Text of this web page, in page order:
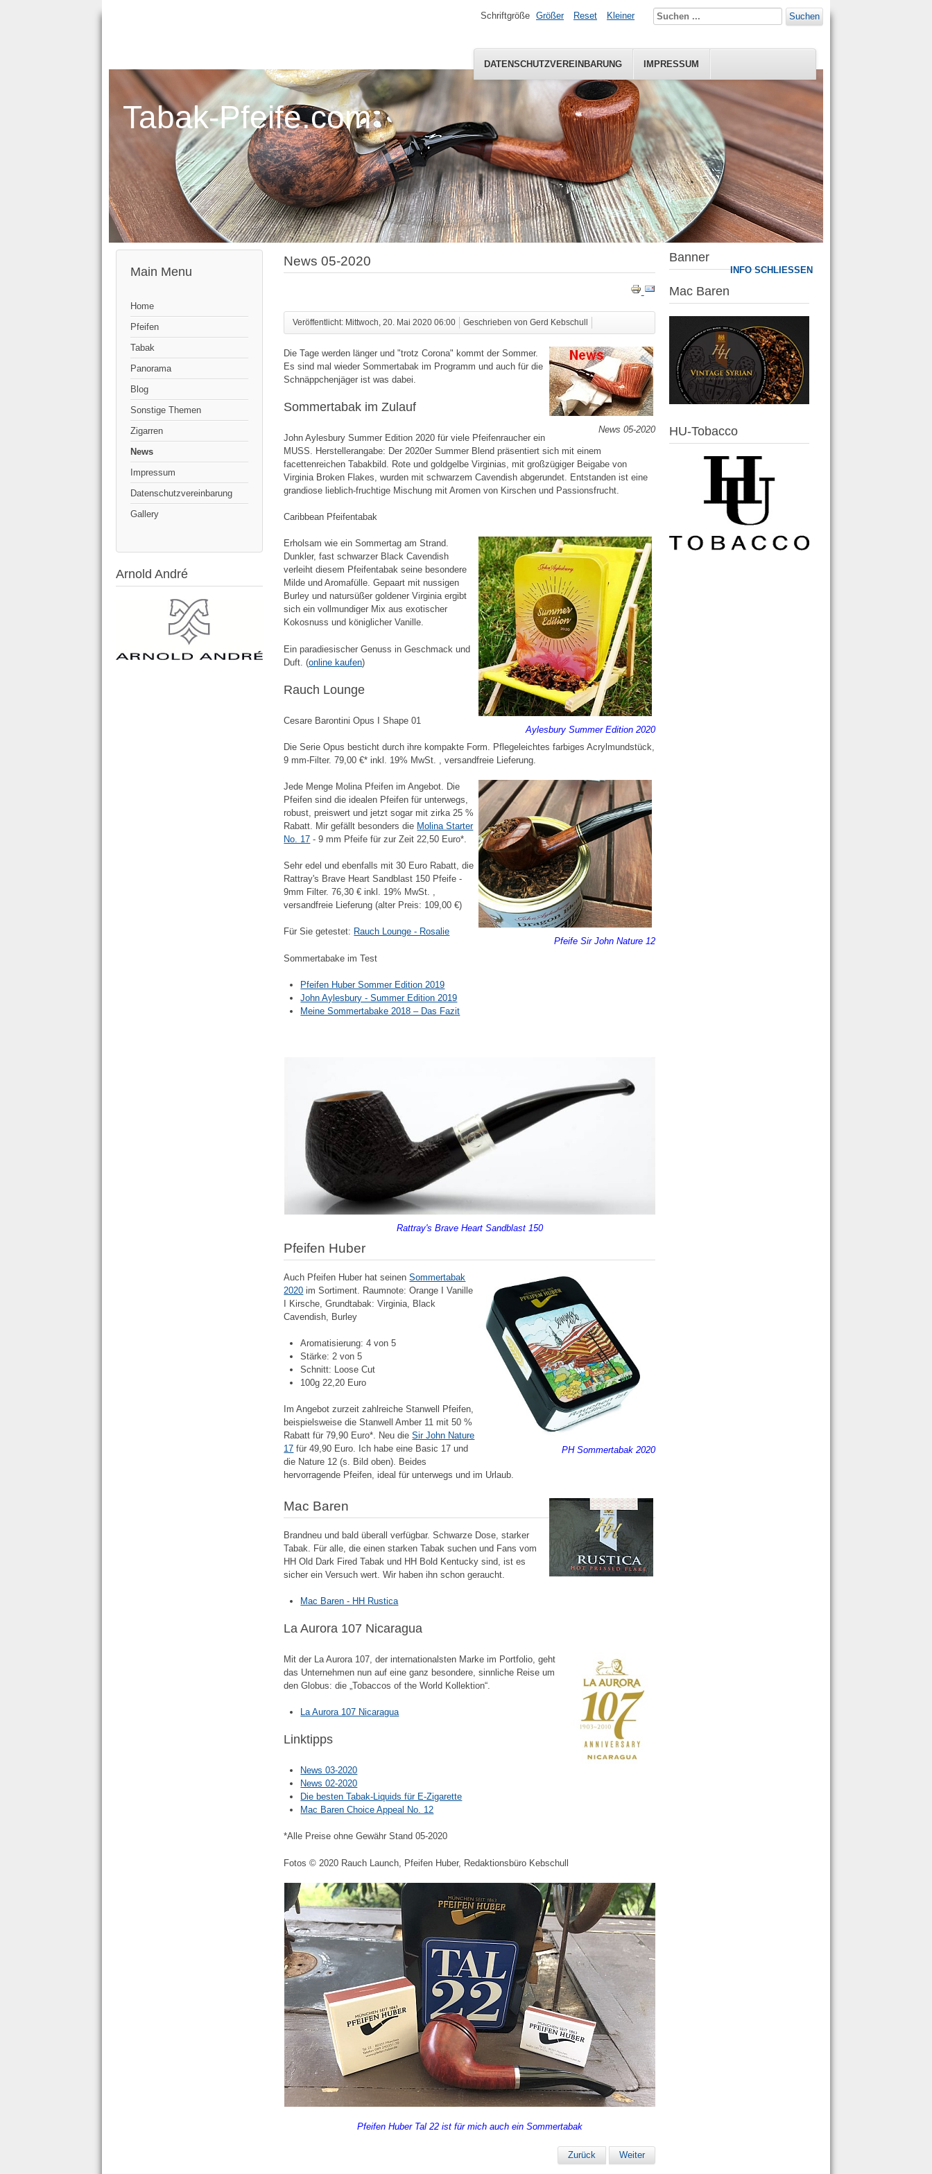
Tabak-Pfeife.com
Schriftgröße Größer Reset Kleiner Suchen
DATENSCHUTZVEREINBARUNG IMPRESSUM
Main Menu
Home
Pfeifen
Tabak
Panorama
Blog
Sonstige Themen
Zigarren
News
Impressum
Datenschutzvereinbarung
Gallery
Arnold André
News 05-2020
Veröffentlicht: Mittwoch, 20. Mai 2020 06:00 Geschrieben von Gerd Kebschull
News 05-2020
Die Tage werden länger und "trotz Corona" kommt der Sommer.
Es sind mal wieder Sommertabak im Programm und auch für die
Schnäppchenjäger ist was dabei.
Sommertabak im Zulauf
John Aylesbury Summer Edition 2020 für viele Pfeifenraucher ein
MUSS. Herstellerangabe: Der 2020er Summer Blend präsentiert sich mit einem
facettenreichen Tabakbild. Rote und goldgelbe Virginias, mit großzügiger Beigabe von
Virginia Broken Flakes, wurden mit schwarzem Cavendish abgerundet. Entstanden ist eine
grandiose lieblich-fruchtige Mischung mit Aromen von Kirschen und Passionsfrucht.
Caribbean Pfeifentabak
Aylesbury Summer Edition 2020
Erholsam wie ein Sommertag am Strand.
Dunkler, fast schwarzer Black Cavendish
verleiht diesem Pfeifentabak seine besondere
Milde und Aromafülle. Gepaart mit nussigen
Burley und natursüßer goldener Virginia ergibt
sich ein vollmundiger Mix aus exotischer
Kokosnuss und königlicher Vanille.
Ein paradiesischer Genuss in Geschmack und
Duft. (online kaufen)
Rauch Lounge
Cesare Barontini Opus I Shape 01
Die Serie Opus besticht durch ihre kompakte Form. Pflegeleichtes farbiges Acrylmundstück,
9 mm-Filter. 79,00 €* inkl. 19% MwSt. , versandfreie Lieferung.
Pfeife Sir John Nature 12
Jede Menge Molina Pfeifen im Angebot. Die
Pfeifen sind die idealen Pfeifen für unterwegs,
robust, preiswert und jetzt sogar mit zirka 25 %
Rabatt. Mir gefällt besonders die Molina Starter
No. 17 - 9 mm Pfeife für zur Zeit 22,50 Euro*.
Sehr edel und ebenfalls mit 30 Euro Rabatt, die
Rattray's Brave Heart Sandblast 150 Pfeife -
9mm Filter. 76,30 € inkl. 19% MwSt. ,
versandfreie Lieferung (alter Preis: 109,00 €)
Für Sie getestet: Rauch Lounge - Rosalie
Sommertabake im Test
Pfeifen Huber Sommer Edition 2019
John Aylesbury - Summer Edition 2019
Meine Sommertabake 2018 – Das Fazit
Rattray's Brave Heart Sandblast 150
Pfeifen Huber
PH Sommertabak 2020
Auch Pfeifen Huber hat seinenSommertabak
2020 im Sortiment. Raumnote: Orange I Vanille
I Kirsche, Grundtabak: Virginia, Black
Cavendish, Burley
Aromatisierung: 4 von 5
Stärke: 2 von 5
Schnitt: Loose Cut
100g 22,20 Euro
Im Angebot zurzeit zahlreiche Stanwell Pfeifen,
beispielsweise die Stanwell Amber 11 mit 50 %
Rabatt für 79,90 Euro*. Neu dieSir John Nature
17 für 49,90 Euro. Ich habe eine Basic 17 und
die Nature 12 (s. Bild oben). Beides
hervorragende Pfeifen, ideal für unterwegs und im Urlaub.
Mac Baren
Brandneu und bald überall verfügbar. Schwarze Dose, starker
Tabak. Für alle, die einen starken Tabak suchen und Fans vom
HH Old Dark Fired Tabak und HH Bold Kentucky sind, ist es
sicher ein Versuch wert. Wir haben ihn schon geraucht.
Mac Baren - HH Rustica
La Aurora 107 Nicaragua
Mit der La Aurora 107, der internationalsten Marke im Portfolio, geht
das Unternehmen nun auf eine ganz besondere, sinnliche Reise um
den Globus: die „Tobaccos of the World Kollektion“.
La Aurora 107 Nicaragua
Linktipps
News 03-2020
News 02-2020
Die besten Tabak-Liquids für E-Zigarette
Mac Baren Choice Appeal No. 12
*Alle Preise ohne Gewähr Stand 05-2020
Fotos © 2020 Rauch Launch, Pfeifen Huber, Redaktionsbüro Kebschull
Pfeifen Huber Tal 22 ist für mich auch ein Sommertabak
Zurück Weiter
INFO SCHLIESSEN
Banner
Mac Baren
HU-Tobacco